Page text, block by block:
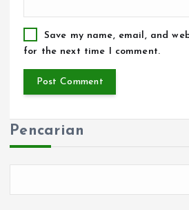
Save my name, email, and
for the next time I comment.
Pencarian